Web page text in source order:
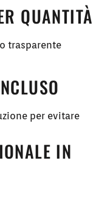
QUANTITÀ
trasparente
per evitare
IN